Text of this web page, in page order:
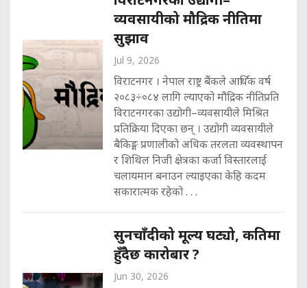
व्यवसायीको मौद्रिक नीतिमा
सुझाव
Jul 9, 2026
विराटनगर । नेपाल राष्ट्र बैंकले आर्थिक वर्ष
२०८३÷०८४ लागि ल्याएको मौद्रिक नीतिप्रति
विराटनगरका उद्योगी–व्यवसायीले मिश्रित
प्रतिक्रिया दिएका छन् । उद्योगी व्यवसायीले
बैकिङ्ग प्रणालीको अधिक तरलता व्यवस्थापन
र शिथिल निजी क्षेत्रका कर्जा विस्तारलाई
चलायमान बनाउन ल्याइएका केहि कदम
सकारात्मक रहेको . . .
सुनचाँदीको मूल्य घट्यो, कतिमा
हुँदैछ कारोबार ?
Jun 30, 2026